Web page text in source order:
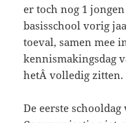
er toch nog 1
basisschool vorig
toeval, samen mee
kennismakingsdag
hetÂ volledig zitten.
De eerste